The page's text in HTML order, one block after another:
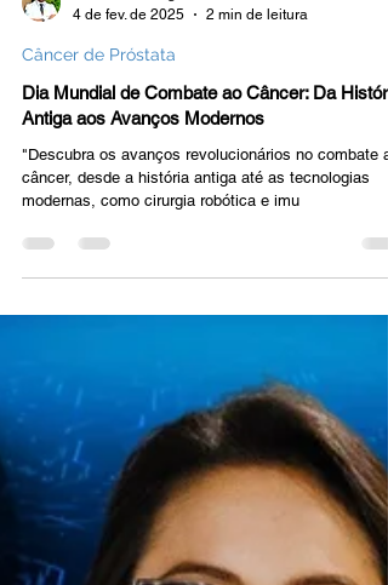
4 de fev. de 2025
2 min de leitura
Câncer de Próstata
Dia Mundial de Combate ao Câncer: Da